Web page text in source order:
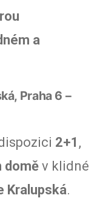
a
Praha 6 –
2+1 ,
domě v klidné
Kralupská.